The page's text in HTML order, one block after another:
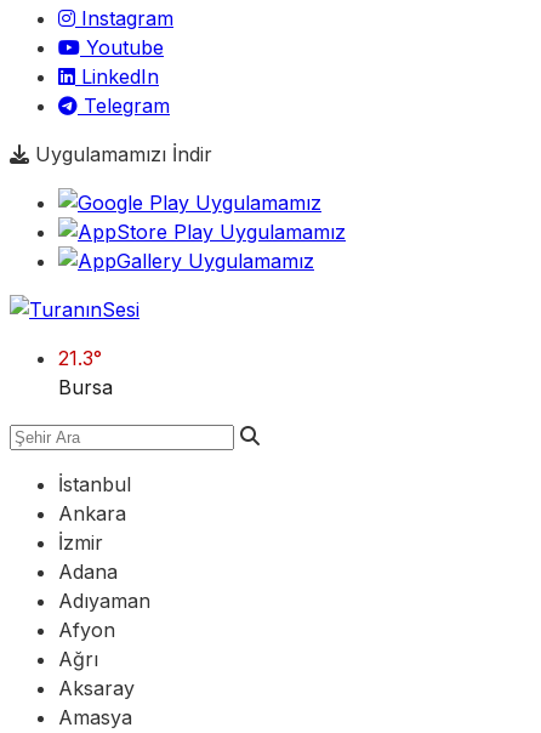
Instagram
Youtube
LinkedIn
Telegram
Uygulamamızı İndir
21.3°
Bursa
İstanbul
Ankara
İzmir
Adana
Adıyaman
Afyon
Ağrı
Aksaray
Amasya